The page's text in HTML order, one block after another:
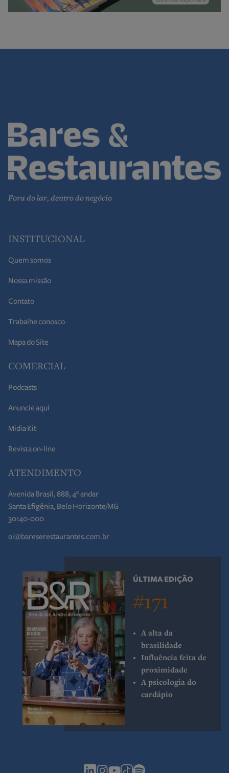
Fora do lar, dentro do negócio
INSTITUCIONAL
Quem somos
Nossa missão
Contato
Trabalhe conosco
Mapa do Site
COMERCIAL
Podcasts
Anuncie aqui
Midia Kit
Revista on-line
ATENDIMENTO
Avenida Brasil, 888, 4° andar
Santa Efigênia, Belo Horizonte/MG
30140-000
oi@bareserestaurantes.com.br
ÚLTIMA EDIÇÃO
#171
A alta da
brasilidade
Influência feita de
proximidade
A psicologia do
cardápio